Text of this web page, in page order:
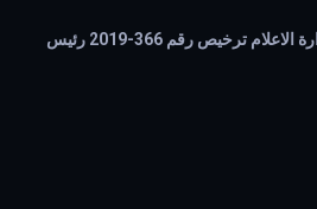
صحافة الكترونية مرخصة وزارة الاعلام ترخيص رقم 366-2019 رئيس